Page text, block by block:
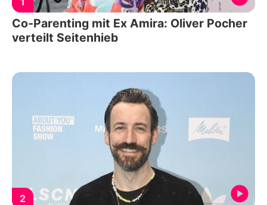
Co-Parenting mit Ex Amira: Oliver Pocher
verteilt Seitenhieb
2